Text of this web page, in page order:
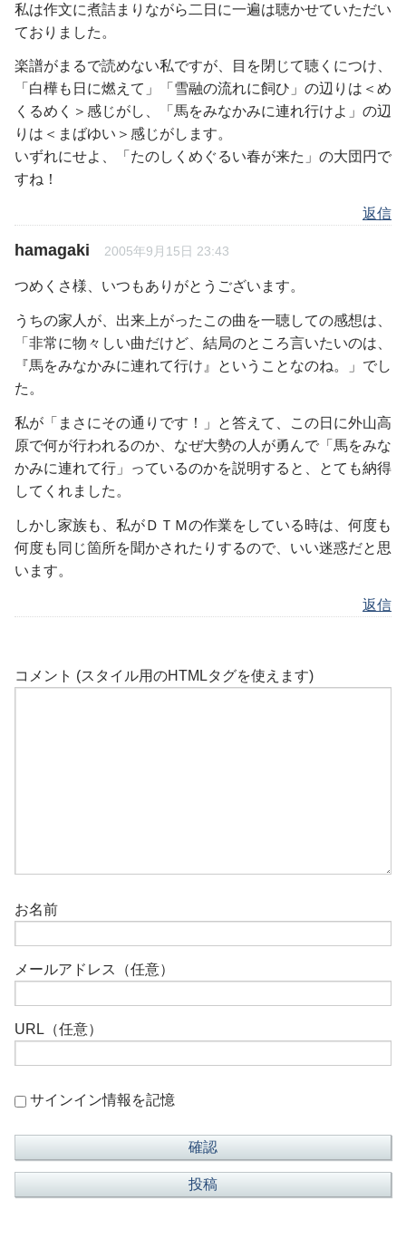
私は作文に煮詰まりながら二日に一遍は聴かせていただい
ておりました。
楽譜がまるで読めない私ですが、目を閉じて聴くにつけ、
「白樺も日に燃えて」「雪融の流れに飼ひ」の辺りは＜め
くるめく＞感じがし、「馬をみなかみに連れ行けよ」の辺
りは＜まばゆい＞感じがします。
いずれにせよ、「たのしくめぐるい春が来た」の大団円で
すね！
返信
hamagaki 2005年9月15日 23:43
つめくさ様、いつもありがとうございます。
うちの家人が、出来上がったこの曲を一聴しての感想は、
「非常に物々しい曲だけど、結局のところ言いたいのは、
『馬をみなかみに連れて行け』ということなのね。」でし
た。
私が「まさにその通りです！」と答えて、この日に外山高
原で何が行われるのか、なぜ大勢の人が勇んで「馬をみな
かみに連れて行」っているのかを説明すると、とても納得
してくれました。
しかし家族も、私がＤＴＭの作業をしている時は、何度も
何度も同じ箇所を聞かされたりするので、いい迷惑だと思
います。
返信
コメント (スタイル用のHTMLタグを使えます)
お名前
メールアドレス（任意）
URL（任意）
サインイン情報を記憶